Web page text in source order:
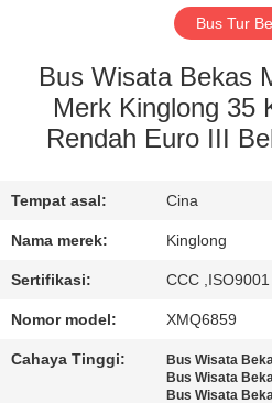
KONTROL
KUALITAS
HUBUNGI
KAMI
PERMINTAAN
PENAWARAN
Bus Tur
Bus Wisata Bekas
Merk Kinglong 35
Rendah Euro III
Tempat asal: Cina
Nama merek: Kinglong
Sertifikasi: CCC ,ISO9001
Nomor model: XMQ6859
Cahaya Tinggi: Bus Wisata
Bus Wisata
Bus Wisata